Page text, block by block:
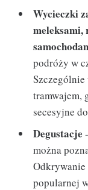
Wycieczki
podróży w
tramwajem,
secesyjne
Degustacje
można
Odkrywanie
popularnej